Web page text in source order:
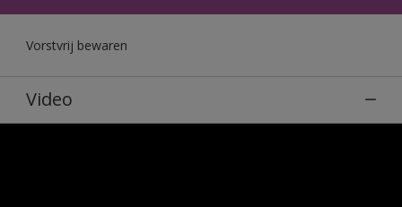
Vorstvrij bewaren
Video